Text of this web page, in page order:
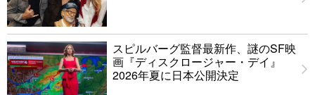
スピルバーグ監督最新作、謎のSF映
画『ディスクロージャー・デイ』
2026年夏に日本公開決定